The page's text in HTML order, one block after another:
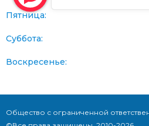
Пятница:
Суббота:
Воскресенье:
Общество с ограниченной